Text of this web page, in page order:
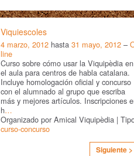
Viquiescoles
4 marzo, 2012 hasta 31 mayo, 2012 –
line
Curso sobre cómo usar la Viquipèdia en
el aula para centros de habla catalana.
Incluye homologación oficial y concurso
con el alumnado al grupo que escriba
más y mejores artículos. Inscripciones
h…
Organizado por Amical Viquipèdia |
curso-concurso
Siguiente >